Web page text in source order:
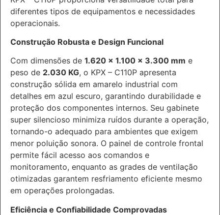
diferentes tipos de equipamentos e necessidades
operacionais.
Construção Robusta e Design Funcional
Com dimensões de 1.620 x 1.100 x 3.300 mm e
peso de 2.030 KG, o KPX – C110P apresenta
construção sólida em amarelo industrial com
detalhes em azul escuro, garantindo durabilidade e
proteção dos componentes internos. Seu gabinete
super silencioso minimiza ruídos durante a operação,
tornando-o adequado para ambientes que exigem
menor poluição sonora. O painel de controle frontal
permite fácil acesso aos comandos e
monitoramento, enquanto as grades de ventilação
otimizadas garantem resfriamento eficiente mesmo
em operações prolongadas.
Eficiência e Confiabilidade Comprovadas